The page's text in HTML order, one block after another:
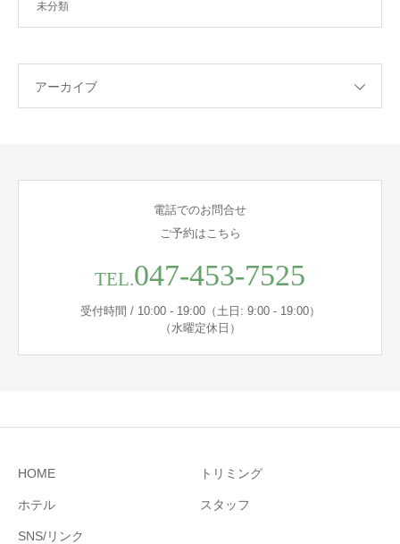
未分類
アーカイブ
電話でのお問合せ
ご予約はこちら
TEL.047-453-7525
受付時間 / 10:00 - 19:00（土日: 9:00 - 19:00）
（水曜定休日）
HOME トリミング
ホテル スタッフ
SNS/リンク